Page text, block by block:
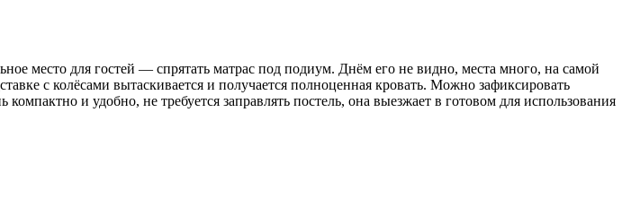
место для гостей — спрятать матрас под подиум. Днём его не видно, места много, на самой
с колёсами вытаскивается и получается полноценная кровать. Можно зафиксировать
и удобно, не требуется заправлять постель, она выезжает в готовом для использования